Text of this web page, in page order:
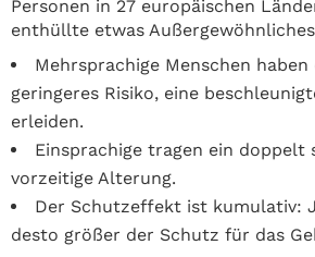
Personen in 27 europäischen
enthüllte etwas
Mehrsprachige Menschen haben
geringeres Risiko, eine
erleiden.
Einsprachige tragen ein doppelt
vorzeitige Alterung.
Der Schutzeffekt ist kumulativ:
desto größer der Schutz für das